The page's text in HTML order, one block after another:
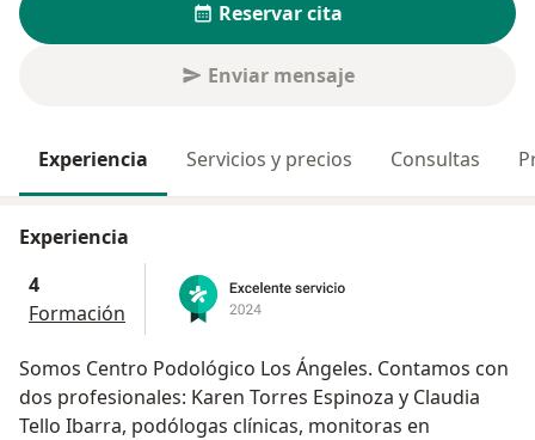
Reservar cita
Enviar mensaje
Experiencia Servicios y precios Consultas
Experiencia
4
Formación
Somos Centro Podológico Los Ángeles. Contamos con
dos profesionales: Karen Torres Espinoza y Claudia
Tello Ibarra, podólogas clínicas, monitoras en